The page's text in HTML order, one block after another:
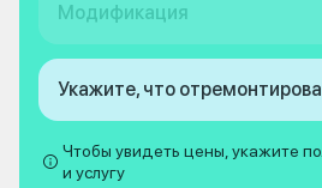
Модификация
Укажите, что
Чтобы увидеть цены, укажите
и услугу